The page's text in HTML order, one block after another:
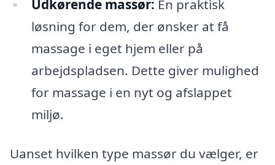
Udkørende massør: En praktisk
løsning for dem, der ønsker at få
massage i eget hjem eller på
arbejdspladsen. Dette giver mulighed
for massage i en nyt og afslappet
miljø.
Uanset hvilken type massør du vælger, er